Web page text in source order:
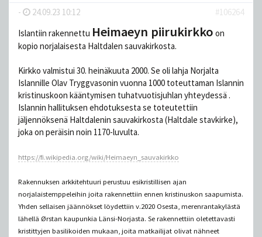
- 24.09.23 10:12
#106264
Islantiin rakennettu Heimaeyn piirukirkko on
kopio norjalaisesta Haltdalen sauvakirkosta.
Kirkko valmistui 30. heinäkuuta 2000. Se oli lahja Norjalta
Islannille Olav Tryggvasonin vuonna 1000 toteuttaman Islannin
kristinuskoon kääntymisen tuhatvuotisjuhlan yhteydessä .
Islannin hallituksen ehdotuksesta se toteutettiin
jäljennöksenä Haltdalenin sauvakirkosta (Haltdale stavkirke),
joka on peräisin noin 1170-luvulta.
https://fi.wikipedia.org/wiki/Heimaeyn_sauvakirkko
Rakennuksen arkkitehtuuri perustuu esikristillisen ajan
norjalaistemppeleihin joita rakennettiin ennen kristinuskon saapumista.
Yhden sellaisen jäännökset löydettiin v.2020 Osesta, merenrantakylästä
lähellä Ørstan kaupunkia Länsi-Norjasta. Se rakennettiin oletettavasti
kristittyjen basilikoiden mukaan, joita matkailijat olivat nähneet